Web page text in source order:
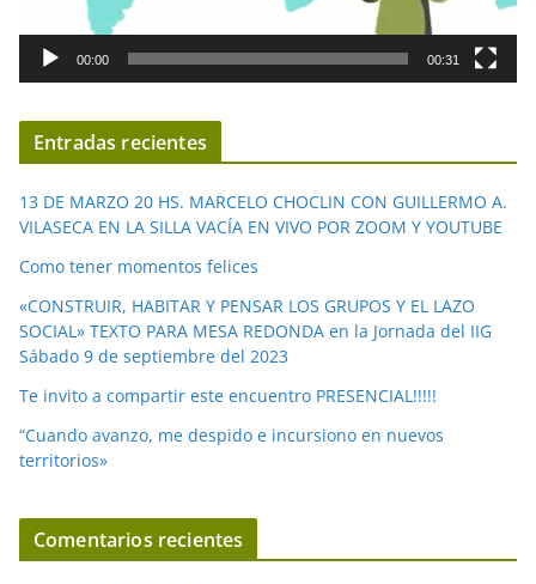
d
í
d
e
o
00:00 00:31
Entradas recientes
13 DE MARZO 20 HS. MARCELO CHOCLIN CON GUILLERMO A.
VILASECA EN LA SILLA VACÍA EN VIVO POR ZOOM Y YOUTUBE
Como tener momentos felices
«CONSTRUIR, HABITAR Y PENSAR LOS GRUPOS Y EL LAZO
SOCIAL» TEXTO PARA MESA REDONDA en la Jornada del IIG
Sábado 9 de septiembre del 2023
Te invito a compartir este encuentro PRESENCIAL!!!!!
“Cuando avanzo, me despido e incursiono en nuevos
territorios»
Comentarios recientes